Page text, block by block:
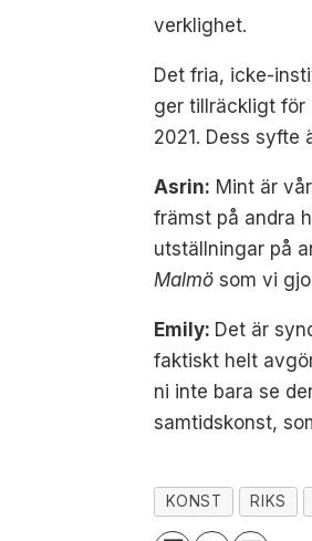
verklighet.
Det fria, icke-
ger tillräckligt för
2021. Dess
Asrin: Mint är
främst på andra
utställningar på
Malmö som vi
Emily: Det är
faktiskt helt
ni inte bara se
samtidskonst,
KONST RIKS